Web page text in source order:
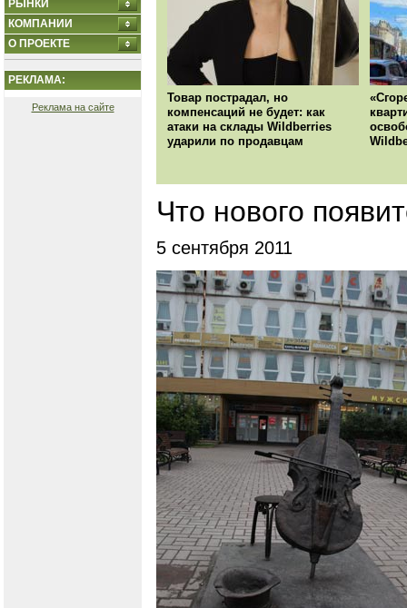
РЫНКИ
КОМПАНИИ
О ПРОЕКТЕ
РЕКЛАМА:
Реклама на сайте
Товар пострадал, но
компенсаций не будет: как
атаки на склады Wildberries
ударили по продавцам
Что нового
5 сентября 2011